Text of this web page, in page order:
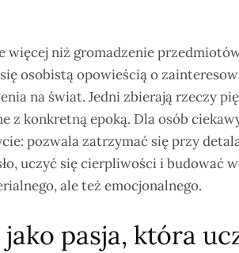
niż gromadzenie
osobistą opowieścią o
na świat. Jedni zbierają rzeczy
z konkretną epoką. Dla osób
pozwala zatrzymać się przy
uczyć się cierpliwości i budować
ale też emocjonalnego.
pasja, która